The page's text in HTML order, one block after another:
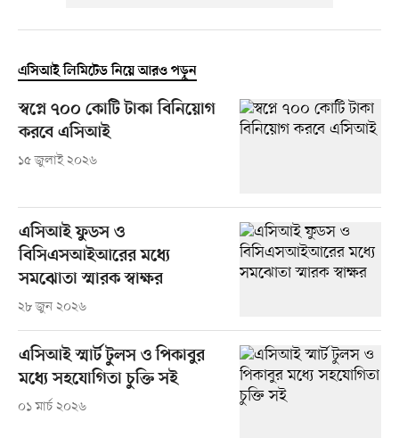
এসিআই লিমিটেড নিয়ে আরও পড়ুন
স্বপ্নে ৭০০ কোটি টাকা বিনিয়োগ
করবে এসিআই
১৫ জুলাই ২০২৬
এসিআই ফুডস ও
বিসিএসআইআরের মধ্যে
সমঝোতা স্মারক স্বাক্ষর
২৮ জুন ২০২৬
এসিআই স্মার্ট টুলস ও পিকাবুর
মধ্যে সহযোগিতা চুক্তি সই
০১ মার্চ ২০২৬